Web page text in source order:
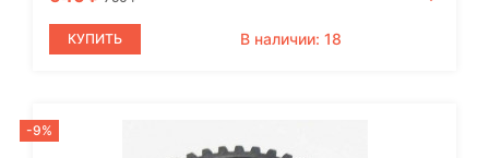
КУПИТЬ В наличии: 18
-9%